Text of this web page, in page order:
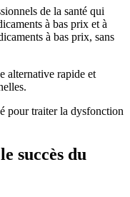
de la santé qui
à bas prix et à
à bas prix, sans
alternative rapide et
pour traiter la dysfonction
succès du